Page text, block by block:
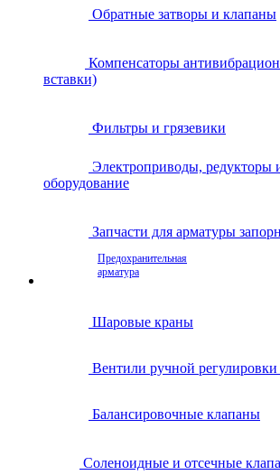
Обратные затворы и клапаны
Компенсаторы
вставки)
Фильтры и грязевики
Электроприводы, редукторы
оборудование
Запчасти для арматуры
Предохранительная
арматура
Шаровые краны
Вентили ручной
Балансировочные клапаны
Соленоидные и отсечные